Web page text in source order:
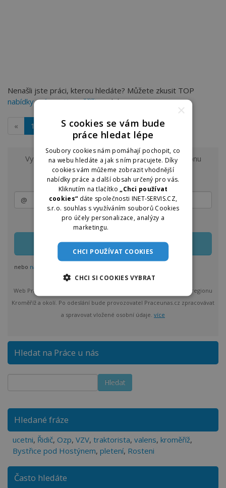
Nenašli jste práci, kterou hledáte? Můžete zkusit TOP
nabídky práce v Kroměřížina dobraprace.cz
« 1
Vyzkoušejte odběr nových nabídek práce z regionu
Kroměříž a okolína e-mail.
Zasílání lze kdykoliv upravit nebo jednoduše zrušit
nebo nastavit odběr pro více regionů
Web Práce u nás vám bude max. 1x denně posílat nové nabídky z regionu
Kroměříž a okolí. Po odeslání bude provozovatel Praceunas.cz zpracovávat
a spravovat vložené osobní údaje. více
Hledat na Práce u nás
Hledané fráze
ucetni, Řidič, Ozp, VZV, traktorista, valens, kroměříž,
Bystřice pod Hostýnem, pletení, Rosteni
Často hledáte
×
S cookies se vám bude
práce hledat lépe
Soubory cookies nám pomáhají pochopit, co
na webu hledáte a jak s ním pracujete. Díky
cookies vám můžeme zobrazit vhodnější
nabídky práce a další obsah určený pro vás.
Kliknutím na tlačítko„Chci používat
cookies“ dáte společnosti INET-SERVIS.CZ,
s.r.o. souhlas s využíváním souborů Cookies
pro účely personalizace, analýzy a
marketingu.
CHCI POUŽÍVAT COOKIES
CHCI SI COOKIES VYBRAT